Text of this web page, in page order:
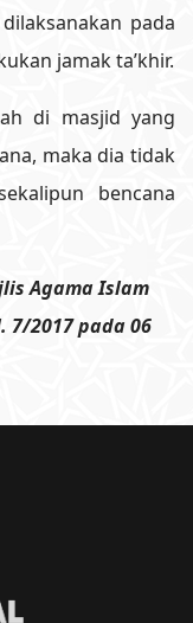
pada
jamak ta’khir.
di masjid yang
maka dia tidak
bencana
Agama Islam
7/2017 pada 06